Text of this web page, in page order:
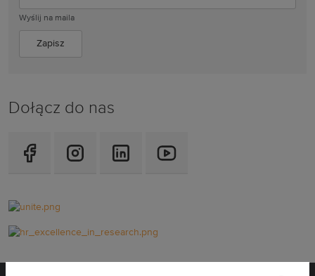
Wyślij na maila
Dołącz do nas